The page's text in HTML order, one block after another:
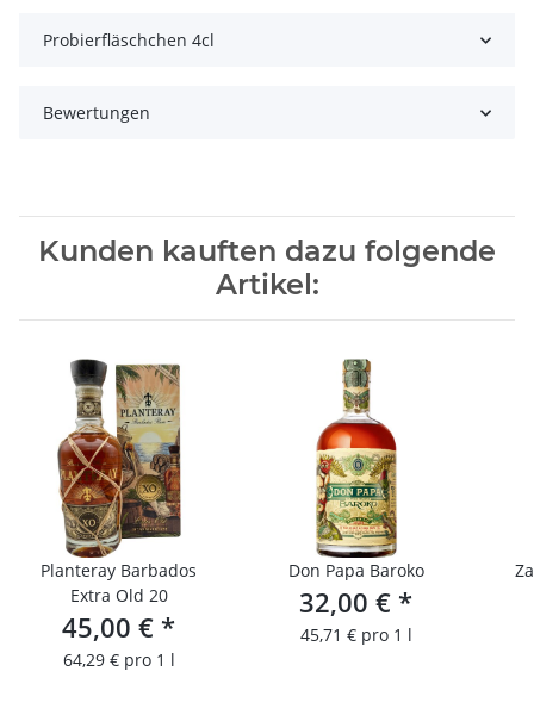
Probierfläschchen 4cl
Bewertungen
Kunden kauften dazu folgende
Artikel:
Planteray Barbados
Extra Old 20
45,00 € *
64,29 € pro 1 l
Don Papa Baroko
32,00 € *
45,71 € pro 1 l